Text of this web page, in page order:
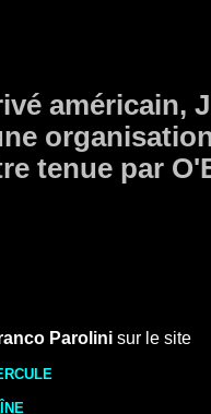
américain,
tenue par
Parolini sur le site